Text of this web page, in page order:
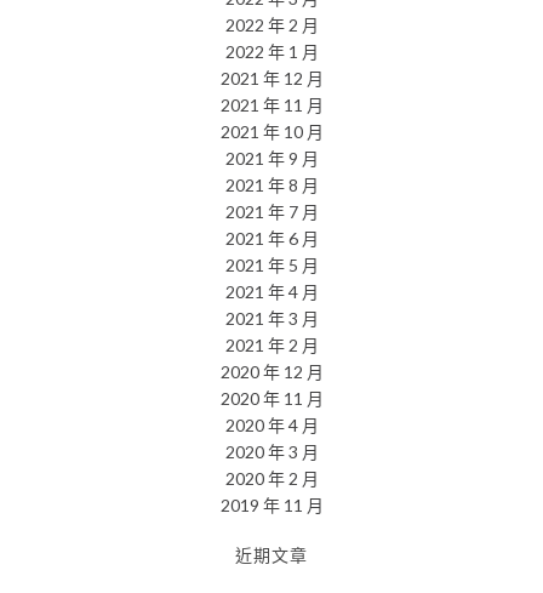
2022 年 2 月
2022 年 1 月
2021 年 12 月
2021 年 11 月
2021 年 10 月
2021 年 9 月
2021 年 8 月
2021 年 7 月
2021 年 6 月
2021 年 5 月
2021 年 4 月
2021 年 3 月
2021 年 2 月
2020 年 12 月
2020 年 11 月
2020 年 4 月
2020 年 3 月
2020 年 2 月
2019 年 11 月
近期文章